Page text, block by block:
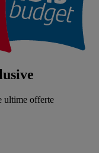
ultime offerte